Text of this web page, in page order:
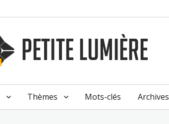
Thèmes Mots-clés Archives